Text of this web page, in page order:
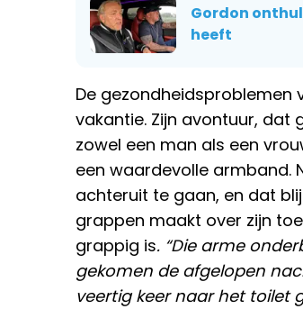
Gordon
heeft
De gezondheidsproblemen
vakantie. Zijn avontuur,
zowel een man als een
een waardevolle armband.
achteruit te gaan, en dat
grappen maakt over zijn
grappig is. “Die arme
gekomen de afgelopen
veertig keer naar het toilet